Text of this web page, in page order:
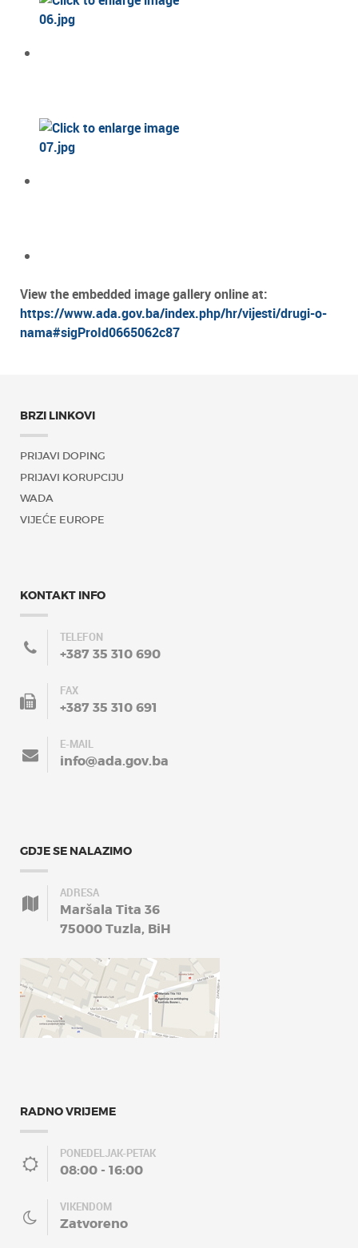
View the embedded image gallery online at:
https://www.ada.gov.ba/index.php/hr/vijesti/drugi-o-
nama#sigProId0665062c87
BRZI LINKOVI
PRIJAVI DOPING
PRIJAVI KORUPCIJU
WADA
VIJEĆE EUROPE
KONTAKT INFO
TELEFON
+387 35 310 690
FAX
+387 35 310 691
E-MAIL
info@ada.gov.ba
GDJE SE NALAZIMO
ADRESA
Maršala Tita 36
75000 Tuzla, BiH
RADNO VRIJEME
PONEDELJAK-PETAK
08:00 - 16:00
VIKENDOM
Zatvoreno